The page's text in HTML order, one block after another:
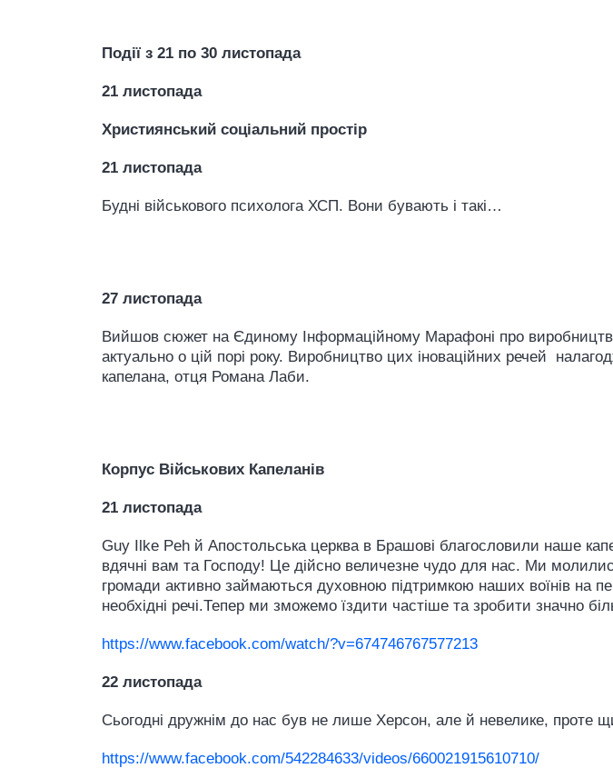
Події з 21 по 30 листопада
21 листопада
Християнський соціальний простір
21 листопада
Будні військового психолога ХСП. Вони бувають і такі…
27 листопада
Вийшов сюжет на Єдиному Інформаційному Марафоні про
актуально о цій порі року. Виробництво цих іноваційних речей
капелана, отця Романа Лаби.
Корпус Військових Капеланів
21 листопада
Guy Ilke Peh й Апостольська церква в Брашові благословили наше
вдячні вам та Господу! Це дійсно величезне чудо для нас. Ми
громади активно займаються духовною підтримкою наших воїнів на
необхідні речі.Тепер ми зможемо їздити частіше та зробити значно
https://www.facebook.com/watch/?v=674746767577213
22 листопада
Сьогодні дружнім до нас був не лише Херсон, але й невелике, проте
https://www.facebook.com/542284633/videos/660021915610710/